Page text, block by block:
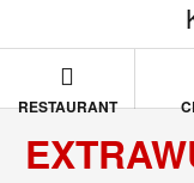
RESTAURANT